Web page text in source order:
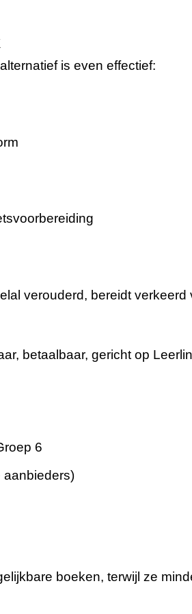
is even effectief:
verouderd, bereidt verkeerd
betaalbaar, gericht op
6
aanbieders)
boeken, terwijl ze